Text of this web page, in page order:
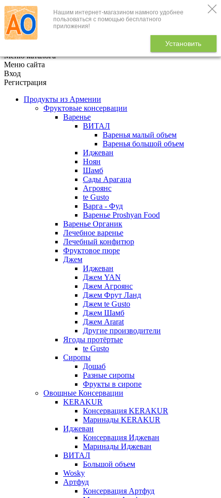
Нашим интернет-магазином намного удобнее
пользоваться с помощью бесплатного
приложения!
Установить
+7 (495) 646-888-1
В корзине
Меню каталога
Меню сайта
Вход
Регистрация
Продукты из Армении
Фруктовые консервации
Варенье
ВИТАЛ
Варенья малый объем
Варенья большой объем
Иджеван
Ноян
Шамб
Сады Арагаца
Агроянс
te Gusto
Варга - Фуд
Варенье Proshyan Food
Варенье Органик
Лечебное варенье
Лечебный конфитюр
Фруктовое пюре
Джем
Иджеван
Джем YAN
Джем Агроянс
Джем Фрут Ланд
Джем te Gusto
Джем Шамб
Джем Ararat
Другие производители
Ягоды протёртые
te Gusto
Сиропы
Дошаб
Разные сиропы
Фрукты в сиропе
Овощные Консервации
KERAKUR
Консервация KERAKUR
Маринады KERAKUR
Иджеван
Консервация Иджеван
Маринады Иджеван
ВИТАЛ
Большой объем
Wosky
Артфуд
Консервация Артфуд